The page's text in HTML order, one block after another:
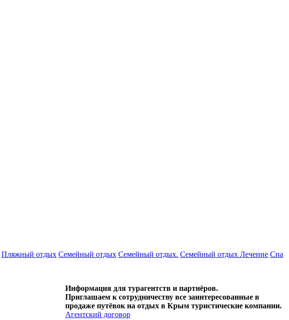
Пляжный отдых Семейный отдых Семейный отдых. Семейный отдых Лечение Спа
Информация для турагентств и партнёров.
Приглашаем к сотрудничеству все заинтересованные в
продаже путёвок на отдых в Крым туристические компании.
Агентский договор